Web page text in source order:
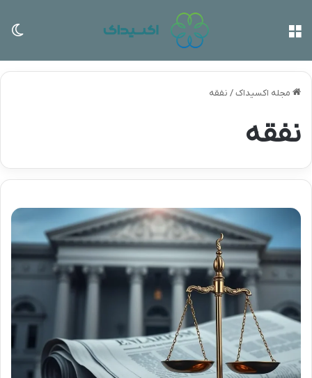
مجله اکسیداک/ نفقه
نفقه